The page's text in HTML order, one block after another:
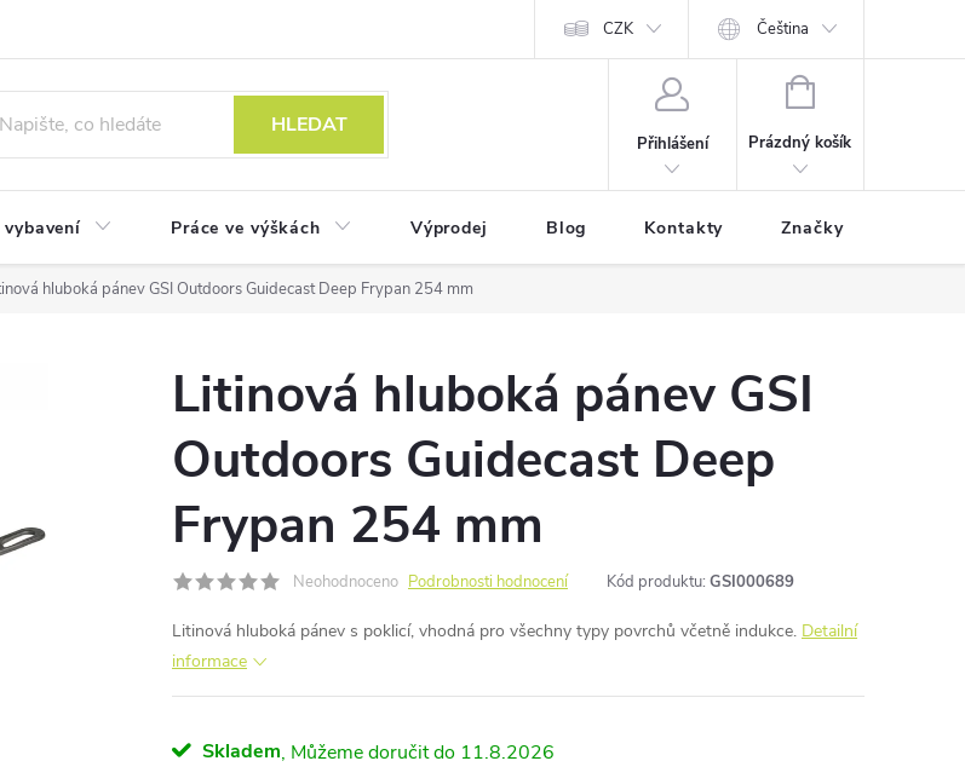
CZK Čeština
HLEDAT
Přihlášení
NÁKUPNÍ
Prázdný košík
Práce ve výškách Výprodej Blog Kontakty Značky
hluboká pánev GSI Outdoors Guidecast Deep Frypan 254 mm
Litinová hluboká pánev GSI
Outdoors Guidecast Deep
Frypan 254 mm
Neohodnoceno Podrobnosti hodnocení Kód produktu: GSI000689
Litinová hluboká pánev s poklicí, vhodná pro všechny typy povrchů včetně indukce. Detailní
informace
Skladem 11.8.2026